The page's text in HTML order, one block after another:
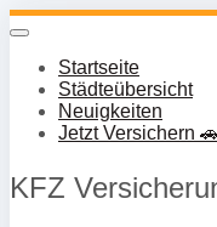
Skip
to
main
content
Toggle
navigationStartseite
Städteübersicht
Neuigkeiten
Jetzt Versichern 🚗
KFZ